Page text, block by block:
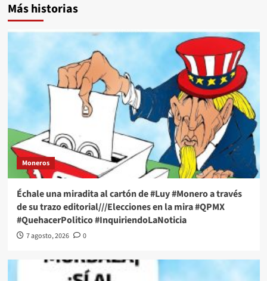
Más historias
Moneros
Échale una miradita al cartón de #Luy #Monero a través
de su trazo editorial///Elecciones en la mira #QPMX
#QuehacerPolitico #InquiriendoLaNoticia
7 agosto, 2026 0